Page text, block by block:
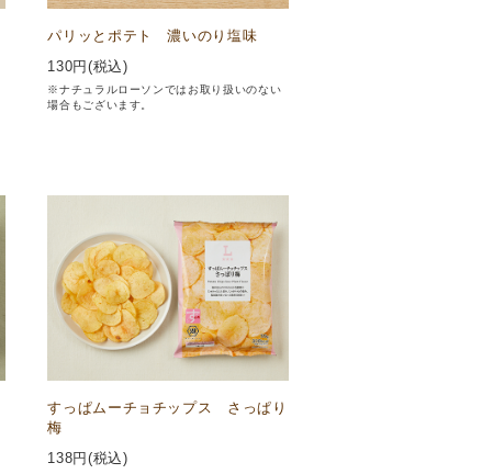
パリッとポテト 濃いのり塩味
130円(税込)
※ナチュラルローソンではお取り扱いのない
場合もございます。
すっぱムーチョチップス さっぱり
梅
138円(税込)